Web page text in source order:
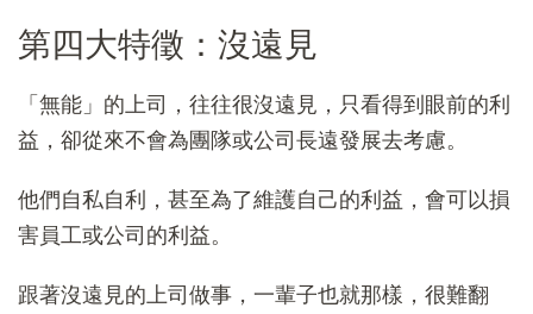
第四大特徵：沒遠見
「無能」的上司，往往很沒遠見，只看得到眼前的利
益，卻從來不會為團隊或公司長遠發展去考慮。
他們自私自利，甚至為了維護自己的利益，會可以損
害員工或公司的利益。
跟著沒遠見的上司做事，一輩子也就那樣，很難翻